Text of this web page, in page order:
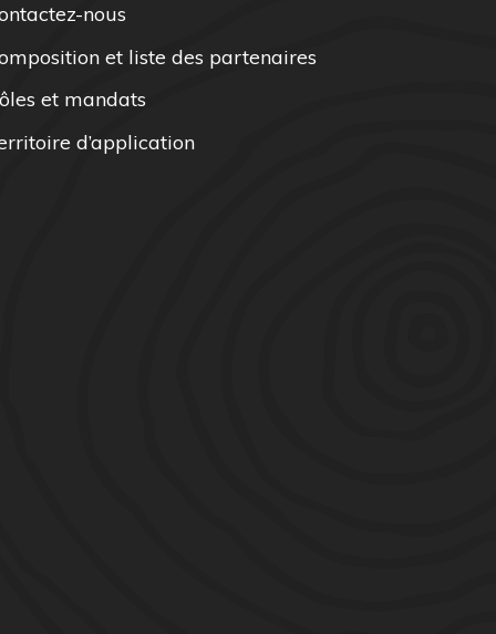
nous
et liste des partenaires
et mandats
d’application